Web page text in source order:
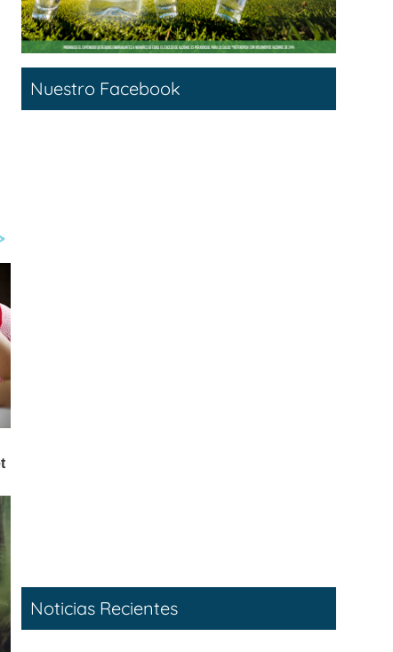
Nuestro Facebook
Noticias Recientes